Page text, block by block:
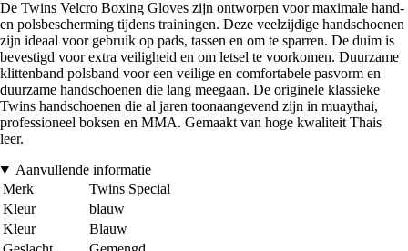
De Twins Velcro Boxing Gloves zijn ontworpen voor maximale hand-
en polsbescherming tijdens trainingen. Deze veelzijdige handschoenen
zijn ideaal voor gebruik op pads, tassen en om te sparren. De duim is
bevestigd voor extra veiligheid en om letsel te voorkomen. Duurzame
klittenband polsband voor een veilige en comfortabele pasvorm en
duurzame handschoenen die lang meegaan. De originele klassieke
Twins handschoenen die al jaren toonaangevend zijn in muaythai,
professioneel boksen en MMA. Gemaakt van hoge kwaliteit Thais
leer.
Aanvullende informatie
Merk
Twins Special
Kleur
blauw
Kleur
Blauw